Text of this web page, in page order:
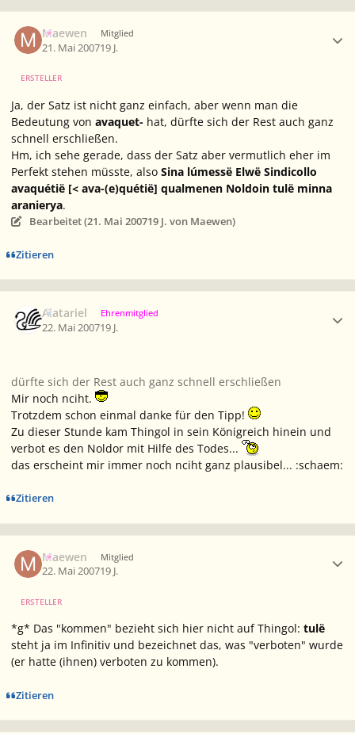
Maewen Mitglied
21. Mai 200719 J.
ERSTELLER
Ja, der Satz ist nicht ganz einfach, aber wenn man die
Bedeutung von avaquet- hat, dürfte sich der Rest auch ganz
schnell erschließen.
Hm, ich sehe gerade, dass der Satz aber vermutlich eher im
Perfekt stehen müsste, also Sina lúmessë Elwë Sindicollo
avaquétië [< ava-(e)quétië] qualmenen Noldoin tulë minna
aranierya.
Bearbeitet (21. Mai 200719 J. von Maewen)
Zitieren
Alatariel Ehrenmitglied
22. Mai 200719 J.
dürfte sich der Rest auch ganz schnell erschließen
Mir noch nciht.
Trotzdem schon einmal danke für den Tipp!
Zu dieser Stunde kam Thingol in sein Königreich hinein und
verbot es den Noldor mit Hilfe des Todes...
das erscheint mir immer noch nciht ganz plausibel... :schaem:
Zitieren
Maewen Mitglied
22. Mai 200719 J.
ERSTELLER
*g* Das "kommen" bezieht sich hier nicht auf Thingol: tulë
steht ja im Infinitiv und bezeichnet das, was "verboten" wurde
(er hatte (ihnen) verboten zu kommen).
Zitieren